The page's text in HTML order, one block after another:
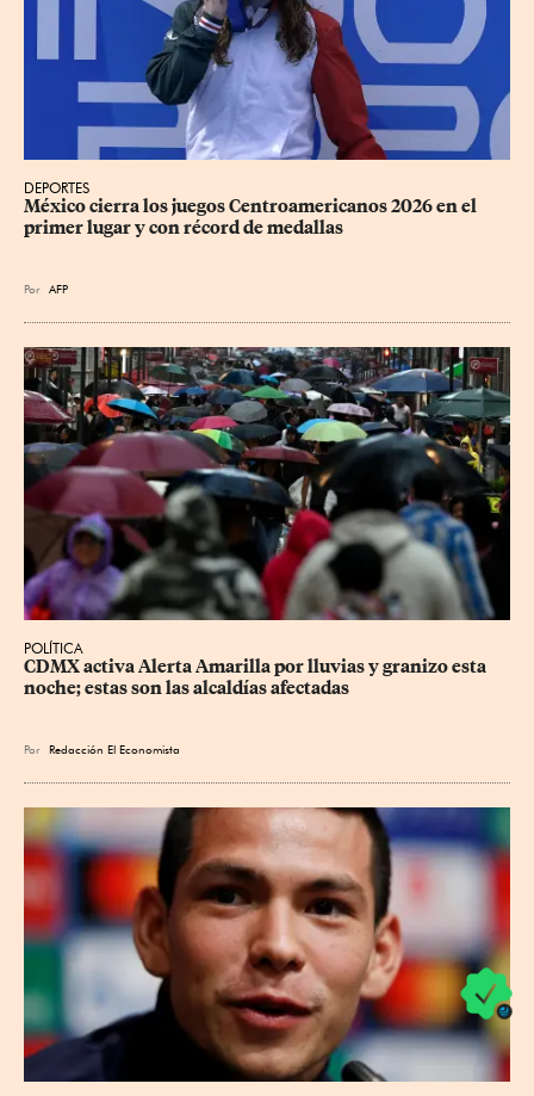
DEPORTES
México cierra los juegos Centroamericanos 2026 en el
primer lugar y con récord de medallas
Por AFP
POLÍTICA
CDMX activa Alerta Amarilla por lluvias y granizo esta
noche; estas son las alcaldías afectadas
Por Redacción El Economista